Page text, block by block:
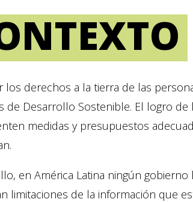
los derechos a la tierra de las
de Desarrollo Sostenible. El logro
medidas y presupuestos
en América Latina ningún
limitaciones de la información que